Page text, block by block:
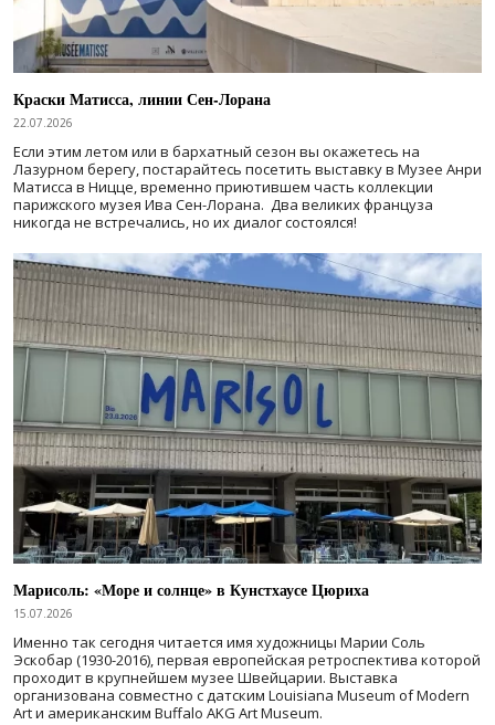
Краски Матисса, линии Сен-Лорана
22.07.2026
Если этим летом или в бархатный сезон вы окажетесь на
Лазурном берегу, постарайтесь посетить выставку в Музее Анри
Матисса в Ницце, временно приютившем часть коллекции
парижского музея Ива Сен-Лорана. Два великих француза
никогда не встречались, но их диалог состоялся!
Марисоль: «Море и солнце» в Кунстхаусе Цюриха
15.07.2026
Именно так сегодня читается имя художницы Марии Соль
Эскобар (1930-2016), первая европейская ретроспектива которой
проходит в крупнейшем музее Швейцарии. Выставка
организована совместно с датским Louisiana Museum of Modern
Art и американским Buffalo AKG Art Museum.